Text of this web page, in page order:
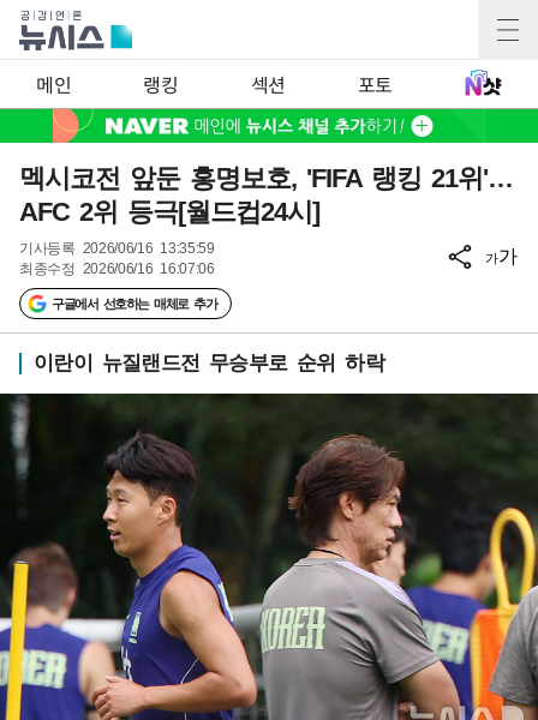
메인 랭킹 섹션 포토
멕시코전 앞둔 홍명보호, 'FIFA 랭킹 21위'…
AFC 2위 등극[월드컵24시]
기사등록 2026/06/16 13:35:59
최종수정 2026/06/16 16:07:06
구글에서 선호하는 매체로 추가
가가
이란이 뉴질랜드전 무승부로 순위 하락